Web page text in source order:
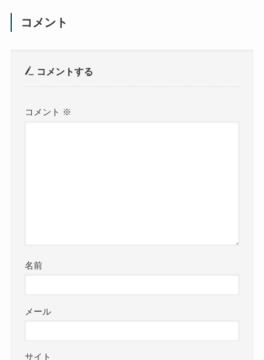
コメント
コメントする
コメント ※
名前
メール
サイト